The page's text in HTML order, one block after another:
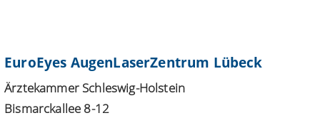
EuroEyes AugenLaserZentrum Lübeck
Ärztekammer Schleswig-Holstein
Bismarckallee 8-12